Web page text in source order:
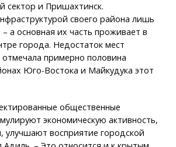
сектор и Пришахтинск.
своего района лишь
а основная их часть проживает в
города. Недостаток мест
отмечала примерно половина
Юго-Востока и Майкудука этот
общественные
экономическую активность,
улучшают восприятие городской